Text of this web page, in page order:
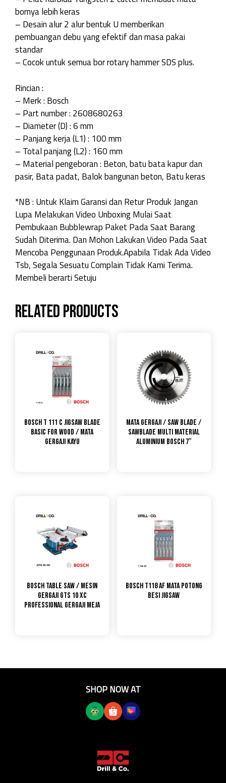
bornya lebih keras
– Desain alur 2 alur bentuk U memberikan
pembuangan debu yang efektif dan masa pakai
standar
– Cocok untuk semua bor rotary hammer SDS plus.
Rincian :
– Merk : Bosch
– Part number : 2608680263
– Diameter (D) : 6 mm
– Panjang kerja (L1) : 100 mm
– Total panjang (L2) : 160 mm
– Material pengeboran : Beton, batu bata kapur dan
pasir, Bata padat, Balok bangunan beton, Batu keras
*NB : Untuk Klaim Garansi dan Retur Produk Jangan
Lupa Melakukan Video Unboxing Mulai Saat
Pembukaan Bubblewrap Paket Pada Saat Barang
Sudah Diterima. Dan Mohon Lakukan Video Pada Saat
Mencoba Penggunaan Produk.Apabila Tidak Ada Video
Tsb, Segala Sesuatu Complain Tidak Kami Terima.
Membeli berarti Setuju
Related products
Bosch T 111 C Jigsaw Blade
Basic For Wood / Mata
Gergaji Kayu
Mata Gergaji / Saw Blade /
Sawblade Multi Material
Aluminium Bosch 7″
Bosch Table Saw / Mesin
Gergaji GTS 10 XC
PROFESSIONAL GERGAJI MEJA
Bosch T118 AF Mata Potong
Besi Jigsaw
SHOP NOW AT